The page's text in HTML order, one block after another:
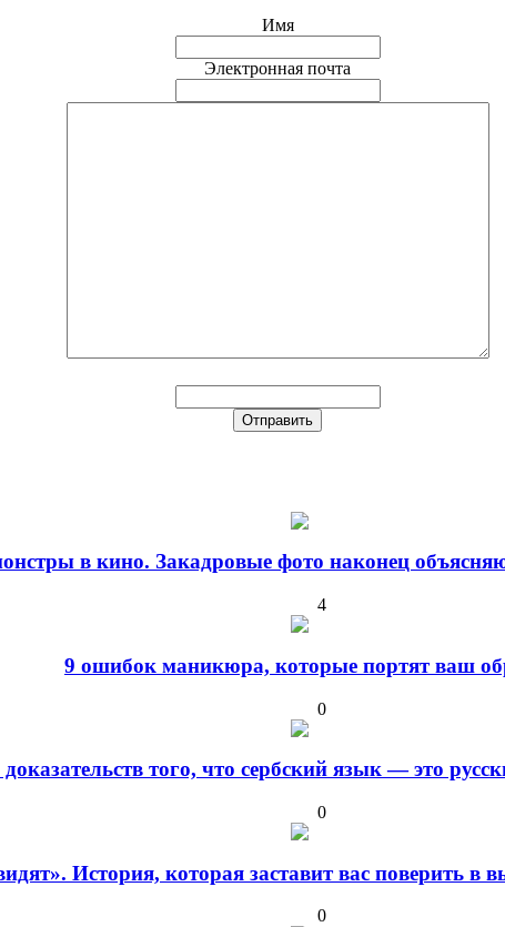
Имя
Электронная почта
в кино. Закадровые фото наконец
4
9 ошибок маникюра, которые портят ваш
0
доказательств того, что сербский язык — это
0
История, которая заставит вас поверить в
0